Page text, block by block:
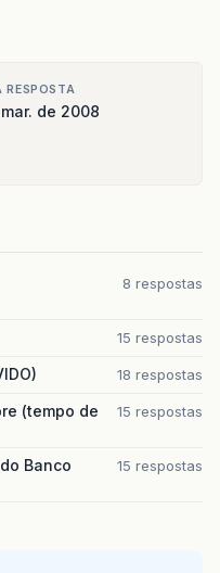
RESPOSTA
de 2008
8 respostas
15 respostas
18 respostas
(tempo de
15 respostas
Banco
15 respostas